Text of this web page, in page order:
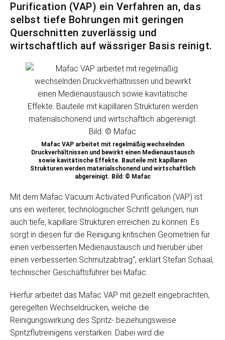
Purification (VAP) ein Verfahren an, das
selbst tiefe Bohrungen mit geringen
Querschnitten zuverlässig und
wirtschaftlich auf wässriger Basis reinigt.
Mafac VAP arbeitet mit regelmäßig wechselnden
Druckverhältnissen und bewirkt einen Medienaustausch
sowie kavitätische Effekte. Bauteile mit kapillaren
Strukturen werden materialschonend und wirtschaftlich
abgereinigt. Bild: © Mafac
Mit dem Mafac Vacuum Activated Purification (VAP) ist
uns ein weiterer, technologischer Schritt gelungen, nun
auch tiefe, kapillare Strukturen erreichen zu können. Es
sorgt in diesen für die Reinigung kritischen Geometrien für
einen verbesserten Medienaustausch und hierüber über
einen verbesserten Schmutzabtrag“, erklärt Stefan Schaal,
technischer Geschäftsführer bei Mafac.
Hierfür arbeitet das Mafac VAP mit gezielt eingebrachten,
geregelten Wechseldrücken, welche die
Reinigungswirkung des Spritz- beziehungsweise
Spritzflutreinigens verstärken. Dabei wird die